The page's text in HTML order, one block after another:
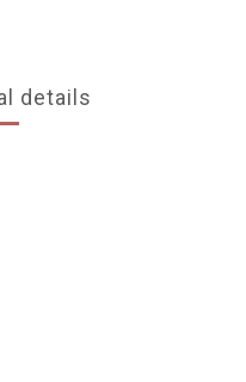
details